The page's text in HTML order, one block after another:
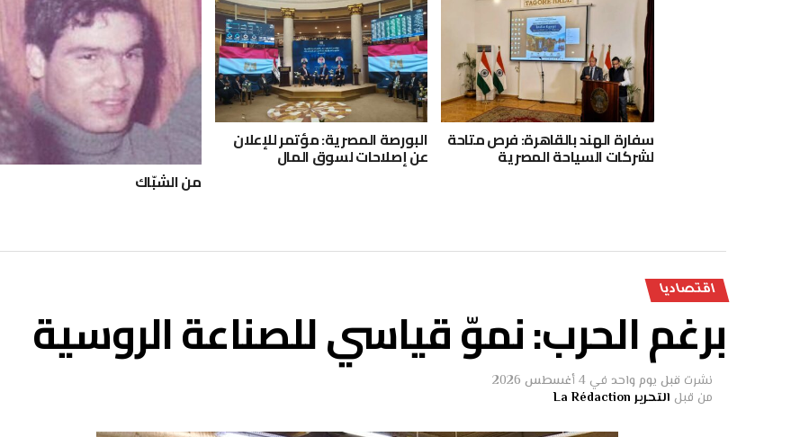
سفارة الهند بالقاهرة: فرص متاحة
لشركات السياحة المصرية
البورصة المصرية: مؤتمر للإعلان
عن إصلاحات لسوق المال
من الشبّاك
اقتصاديا
برغم الحرب: نموّ قياسي للصناعة الروسية
نشرت قبل يوم واحد في 4 أغسطس 2026
من قبل التحرير La Rédaction